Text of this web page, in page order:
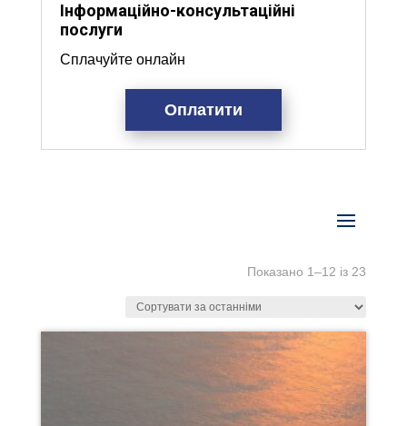
Інформаційно-консультаційні
послуги
Сплачуйте онлайн
Оплатити
Показано 1–12 із 23